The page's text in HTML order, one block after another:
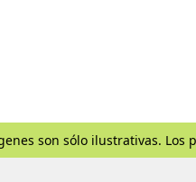
son sólo ilustrativas.